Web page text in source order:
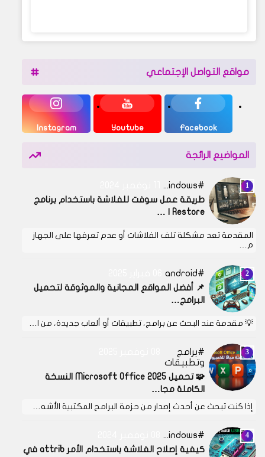
مواقع التواصل الإجتماعي
Facebook
Youtube
Instagram
المواضيع الرائجة
Windows
طريقة عمل سوفت للفلاشة باستخدام برنامج
Restore | …
المقدمة تعد مشكلة تلف الفلاشات أو عدم تعرفها على الجهاز
م…
android
📌 أفضل المواقع المجانية والموثوقة لتحميل
البرامج…
💡 مقدمة عند البحث عن برامج، تطبيقات أو ألعاب جديدة، من ا…
برامج
وتطبيقات
🧩 تحميل Microsoft Office 2025 النسخة
الكاملة مجا…
إذا كنت تبحث عن أحدث إصدار من حزمة البرامج المكتبية الأشه…
Windows
كيفية إصلاح الفلاشة باستخدام الأمر attrib في